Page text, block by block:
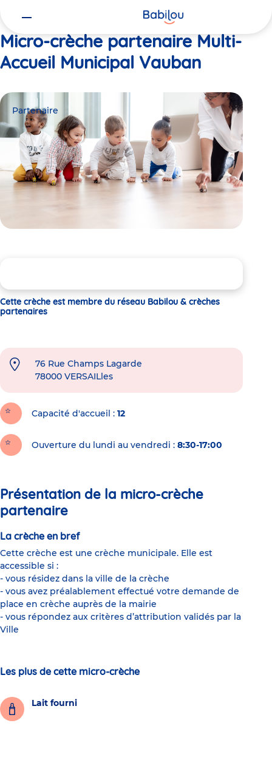
Micro-crèche partenaire Multi-
Accueil Municipal Vauban
Partenaire
Cette crèche est membre du réseau Babilou & crèches
partenaires
76 Rue Champs Lagarde
78000 VERSAILles
Capacité d'accueil 12
Ouverture du lundi au vendredi : 8:30-17:00
Présentation de la micro-crèche
partenaire
La crèche en bref
Cette crèche est une crèche municipale. Elle est
accessible si :
- vous résidez dans la ville de la crèche
- vous avez préalablement effectué votre demande de
place en crèche auprès de la mairie
- vous répondez aux critères d’attribution validés par la
Ville
Les plus de cette micro-crèche
Lait fourni